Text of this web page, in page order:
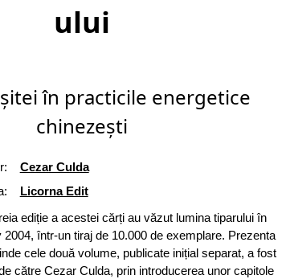
ului
în practicile energetice
chinezești
Cezar Culda
Licorna Edit
ediție a acestei cărți au văzut lumina tiparului în
2004, într-un tiraj de 10.000 de exemplare. Prezenta
cele două volume, publicate inițial separat, a fost
către Cezar Culda, prin introducerea unor capitole